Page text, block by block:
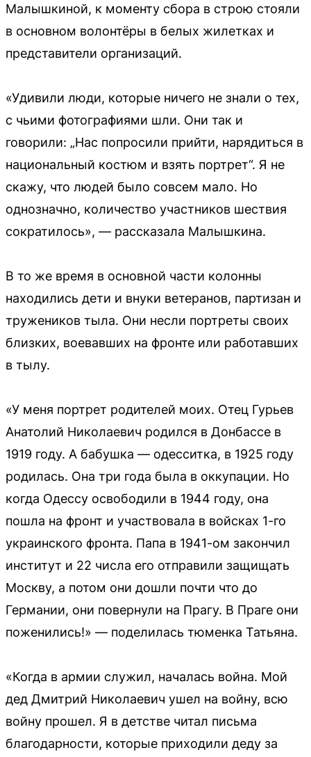
Малышкиной, к моменту сбора в строю стояли
в основном волонтёры в белых жилетках и
представители организаций.
«Удивили люди, которые ничего не знали о тех,
с чьими фотографиями шли. Они так и
говорили: „Нас попросили прийти, нарядиться в
национальный костюм и взять портрет“. Я не
скажу, что людей было совсем мало. Но
однозначно, количество участников шествия
сократилось», — рассказала Малышкина.
В то же время в основной части колонны
находились дети и внуки ветеранов, партизан и
тружеников тыла. Они несли портреты своих
близких, воевавших на фронте или работавших
в тылу.
«У меня портрет родителей моих. Отец Гурьев
Анатолий Николаевич родился в Донбассе в
1919 году. А бабушка — одесситка, в 1925 году
родилась. Она три года была в оккупации. Но
когда Одессу освободили в 1944 году, она
пошла на фронт и участвовала в войсках 1-го
украинского фронта. Папа в 1941-ом закончил
институт и 22 числа его отправили защищать
Москву, а потом они дошли почти что до
Германии, они повернули на Прагу. В Праге они
поженились!» — поделилась тюменка Татьяна.
«Когда в армии служил, началась война. Мой
дед Дмитрий Николаевич ушел на войну, всю
войну прошел. Я в детстве читал письма
благодарности, которые приходили деду за